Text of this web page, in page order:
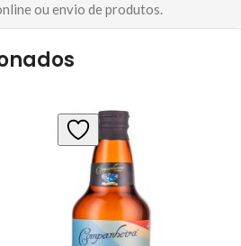
ou envio de produtos.